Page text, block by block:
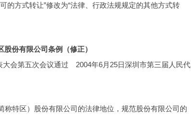
方式转让”修改为“法律、行政法规规定的其他方式转
股份有限公司条例（修正）
会第五次会议通过 2004年6月25日深圳市第三届人民代
区）股份有限公司的法律地位，规范股份有限公司的